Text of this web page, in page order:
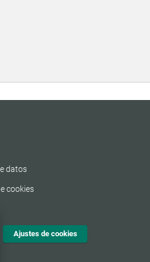
datos
cookies
Ajustes de cookies